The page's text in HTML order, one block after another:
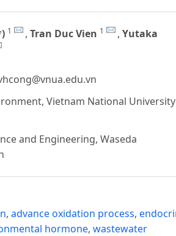
1 , Tran Duc Vien 1 , Yutaka
Vietnam National University
and Engineering, Waseda
, advance oxidation process,
hormone, wastewater